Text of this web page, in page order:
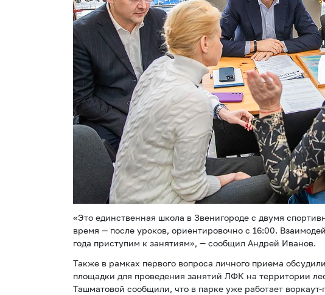
«Это единственная школа в Звенигороде с двумя
время — после уроков, ориентировочно с 16:00.
года приступим к занятиям», — сообщил Андрей Иванов.
Также в рамках первого вопроса личного приема
площадки для проведения занятий ЛФК на территории
Ташматовой сообщили, что в парке уже работает